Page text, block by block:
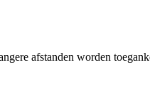
afstanden worden